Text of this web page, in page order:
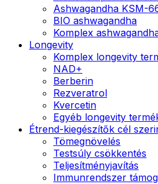
Ashwagandha KSM-
BIO ashwagandha
Komplex
Longevity
Komplex longevity
NAD+
Berberin
Rezveratrol
Kvercetin
Egyéb longevity
Étrend-kiegészítők cél
Tömegnövelés
Testsúly csökkentés
Teljesítményjavítás
Immunrendszer